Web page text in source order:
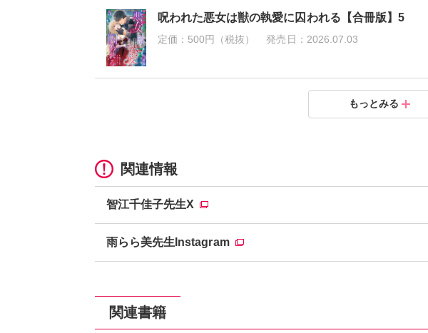
呪われた悪女は獣の執愛に囚われる【合冊版】5
定価： 500円（税抜） 発売日： 2026.07.03
もっとみる
関連情報
智江千佳子先生X
雨らら美先生Instagram
関連書籍